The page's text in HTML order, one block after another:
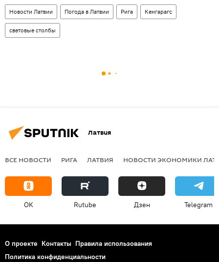
Новости Латвии Погода в Латвии Рига Кенгарагс
световые столбы
Латвия
ВСЕ НОВОСТИ РИГА ЛАТВИЯ НОВОСТИ ЭКОНОМИКИ
OK Rutube Дзен Telegram
О проекте Контакты Правила использования
Политика конфиденциальности